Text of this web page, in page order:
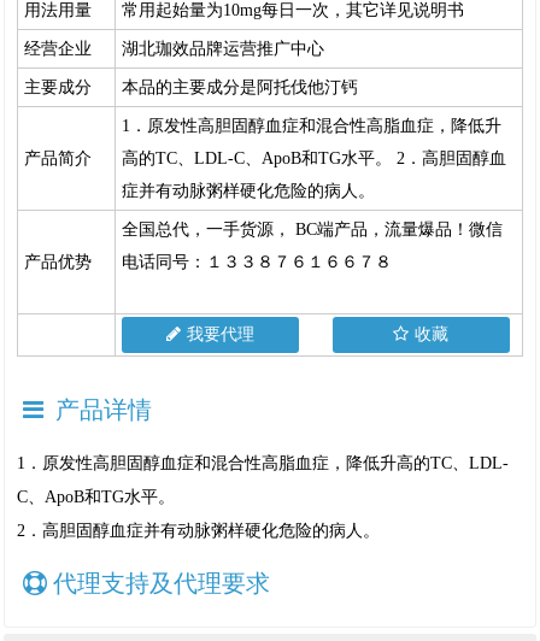
用法用量 常用起始量为10mg每日一次，其它详见说明书
经营企业 湖北珈效品牌运营推广中心
主要成分 本品的主要成分是阿托伐他汀钙
产品简介
1．原发性高胆固醇血症和混合性高脂血症，降低升
高的TC、LDL-C、ApoB和TG水平。 2．高胆固醇血
症并有动脉粥样硬化危险的病人。
产品优势
全国总代，一手货源， BC端产品，流量爆品！微信
电话同号：１３３８７６１６６７８
我要代理 收藏
产品详情
1．原发性高胆固醇血症和混合性高脂血症，降低升高的TC、LDL-
C、ApoB和TG水平。
2．高胆固醇血症并有动脉粥样硬化危险的病人。
代理支持及代理要求